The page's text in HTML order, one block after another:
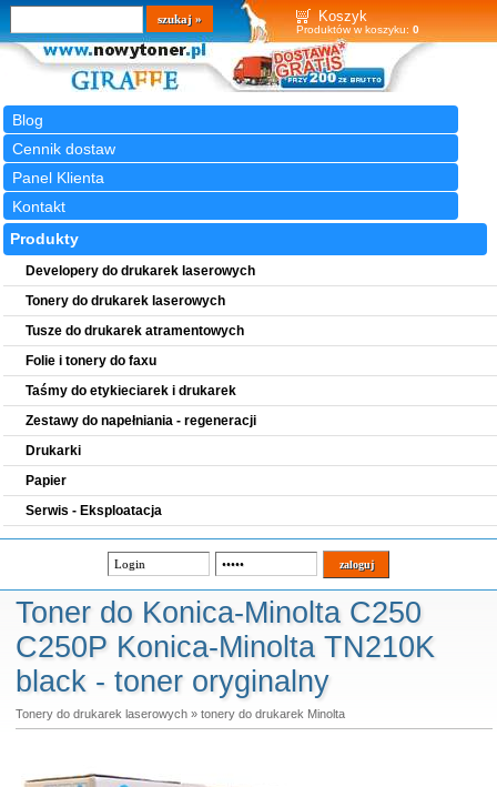
Koszyk
Produktów w koszyku: 0
Blog
Cennik dostaw
Panel Klienta
Kontakt
Wyszukiwarka
szukaj
Produkty
Developery do drukarek laserowych
Tonery do drukarek laserowych
Tusze do drukarek atramentowych
Folie i tonery do faxu
Taśmy do etykieciarek i drukarek
Zestawy do napełniania - regeneracji
Drukarki
Papier
Serwis - Eksploatacja
Toner do Konica-Minolta C250
C250P Konica-Minolta TN210K
black - toner oryginalny
Tonery do drukarek laserowych» tonery do drukarek Minolta